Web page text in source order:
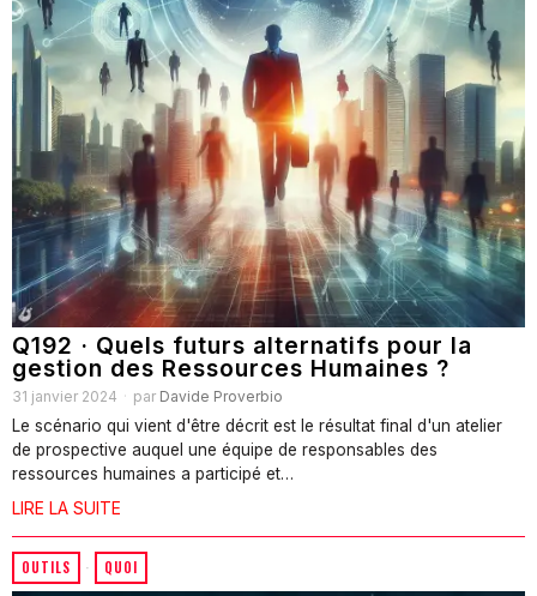
Q192 · Quels futurs alternatifs pour la
gestion des Ressources Humaines ?
31 janvier 2024 par Davide Proverbio
Le scénario qui vient d'être décrit est le résultat final d'un atelier
de prospective auquel une équipe de responsables des
ressources humaines a participé et…
LIRE LA SUITE
OUTILS · QUOI